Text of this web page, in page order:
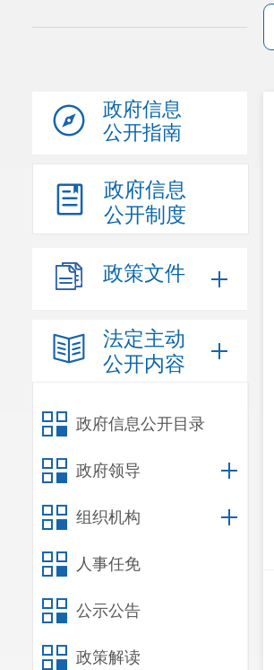
政府信息
公开指南
政府信息
公开制度
政策文件
法定主动
公开内容
政府信息公开目录
政府领导
组织机构
人事任免
公示公告
政策解读